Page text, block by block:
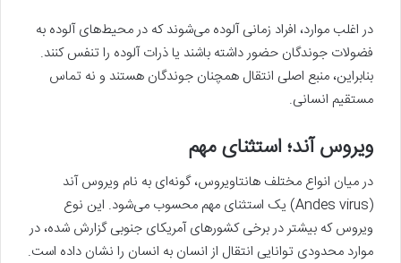
در اغلب موارد، افراد زمانی آلوده می‌شوند که در محیط‌های آلوده به
فضولات جوندگان حضور داشته باشند یا ذرات آلوده را تنفس کنند.
بنابراین، منبع اصلی انتقال همچنان جوندگان هستند و نه تماس
مستقیم انسانی.
ویروس آند؛ استثنای مهم
در میان انواع مختلف هانتاویروس، گونه‌ای به نام ویروس آند
(Andes virus) یک استثنای مهم محسوب می‌شود. این نوع
ویروس که بیشتر در برخی کشورهای آمریکای جنوبی گزارش شده، در
موارد محدودی توانایی انتقال از انسان به انسان را نشان داده است.